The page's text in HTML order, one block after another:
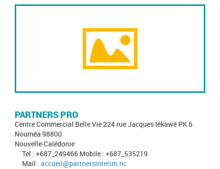
PARTNERS PRO
Centre Commercial Belle Vie 224 rue Jacques Iékawé PK 6
Nouméa 98800
Nouvelle-Calédonie
Tel : +687_249466 Mobile : +687_535219
Mail : accueil@partnersinterim.nc